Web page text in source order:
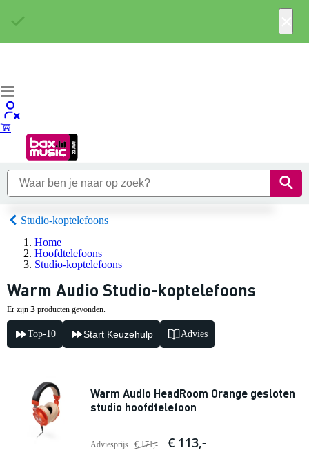
Studio-koptelefoons
Home
Hoofdtelefoons
Studio-koptelefoons
Warm Audio Studio-koptelefoons
Er zijn 3 producten gevonden.
Top-10 Start Keuzehulp Advies
Warm Audio HeadRoom Orange gesloten
studio hoofdtelefoon
Adviesprijs € 171,- € 113,-